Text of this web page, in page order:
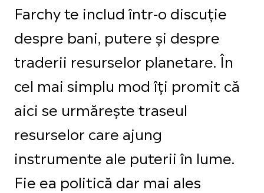
Farchy te includ într-o discuție
despre bani, putere și despre
traderii resurselor planetare. În
cel mai simplu mod îți promit că
aici se urmărește traseul
resurselor care ajung
instrumente ale puterii în lume.
Fie ea politică dar mai ales